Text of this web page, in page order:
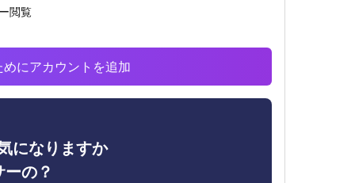
閲覧
にアカウントを追加
になりますか
の？